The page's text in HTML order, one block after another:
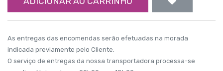
As entregas das encomendas serão efetuadas na morada
indicada previamente pelo Cliente.
O serviço de entregas da nossa transportadora processa-se